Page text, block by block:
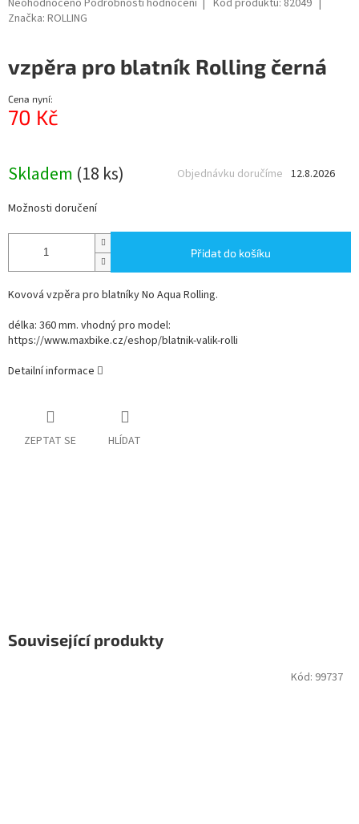
hodnocení
0,0
z
5
hvězdiček.
Neohodnoceno Podrobnosti hodnocení Kód produktu: 82049
Značka: ROLLING
vzpěra pro blatník Rolling černá
Cena nyní:
70 Kč
Skladem (18 ks) 12.8.2026
Objednávku doručíme
Možnosti doručení
Přidat do košíku
Kovová vzpěra pro blatníky No Aqua Rolling.
délka: 360 mm. vhodný pro model:
https://www.maxbike.cz/eshop/blatnik-valik-rolli
Detailní informace
ZEPTAT SE HLÍDAT
Související produkty
Kód: 99737